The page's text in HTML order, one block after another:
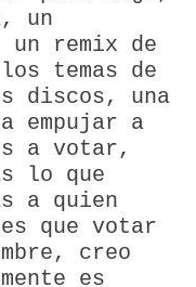
un
remix de
temas de
discos, una
empujar a
a votar,
lo que
a quien
que votar
creo
es